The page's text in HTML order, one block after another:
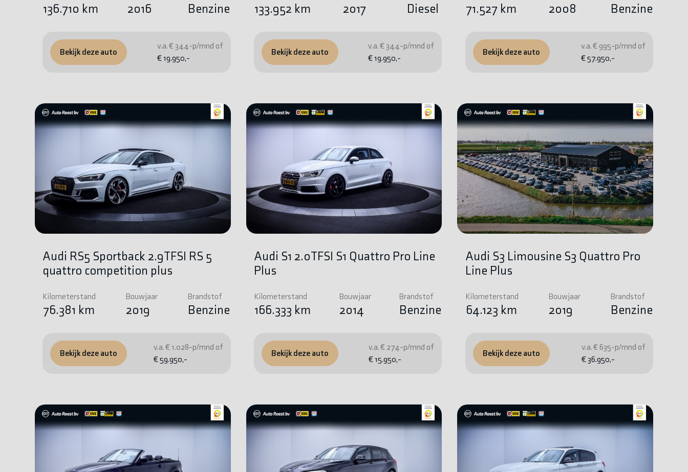
136.710 km 2016 Benzine
v.a. € 344-p/mnd of
€ 19.950,-
Bekijk deze auto
133.952 km 2017 Diesel
v.a. € 344-p/mnd of
€ 19.950,-
Bekijk deze auto
71.527 km 2008 Benzine
v.a. € 995-p/mnd of
€ 57.950,-
Bekijk deze auto
Audi RS5 Sportback 2.9TFSI RS 5
quattro competition plus
Kilometerstand
76.381 km
Bouwjaar
2019
Brandstof
Benzine
v.a. € 1.028-p/mnd of
€ 59.950,-
Bekijk deze auto
Audi S1 2.0TFSI S1 Quattro Pro Line
Plus
Kilometerstand
166.333 km
Bouwjaar
2014
Brandstof
Benzine
v.a. € 274-p/mnd of
€ 15.950,-
Bekijk deze auto
Audi S3 Limousine S3 Quattro Pro
Line Plus
Kilometerstand
64.123 km
Bouwjaar
2019
Brandstof
Benzine
v.a. € 635-p/mnd of
€ 36.950,-
Bekijk deze auto